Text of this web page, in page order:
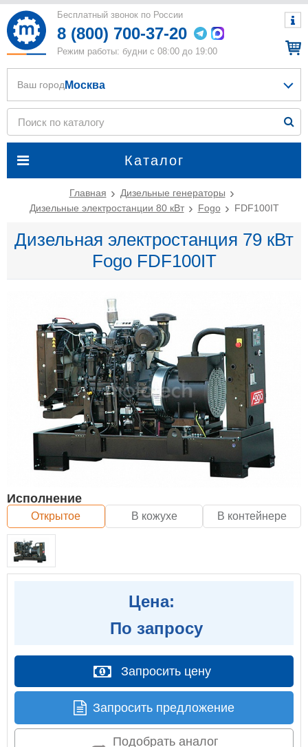
Бесплатный звонок по России
8 (800) 700-37-20
Режим работы: будни с 08:00 до 19:00
Каталог
Ваш город Москва
Главная
Дизельные генераторы
Дизельные электростанции 80 кВт
Fogo FDF100IT
Дизельная электростанция 79 кВт
Fogo FDF100IT
Исполнение
Открытое В кожухе В контейнере
Цена:
По запросу
Запросить цену
Запросить предложение
Подобрать аналог